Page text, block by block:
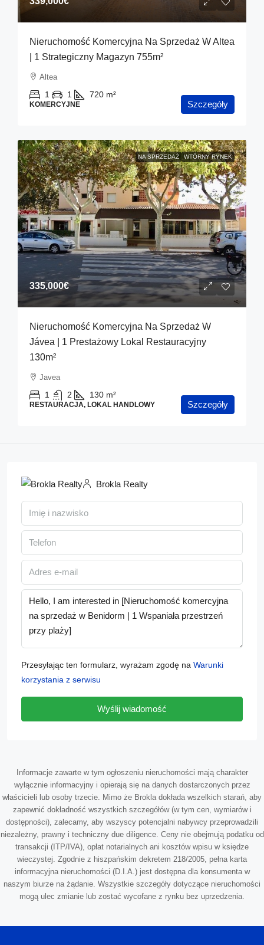
Nieruchomość Komercyjna Na Sprzedaż W Altea
| 1 Strategiczny Magazyn 755m²
Altea
1 1 720 m²
KOMERCYJNE Szczegóły
NA SPRZEDAŻ WTÓRNY RYNEK
335,000€
Nieruchomość Komercyjna Na Sprzedaż W
Jávea | 1 Prestażowy Lokal Restauracyjny
130m²
Javea
1 2 130 m²
RESTAURACJA, LOKAL HANDLOWY Szczegóły
Brokla Realty
Przesyłając ten formularz, wyrażam zgodę na Warunki
korzystania z serwisu
Wyślij wiadomość
Informacje zawarte w tym ogłoszeniu nieruchomości mają charakter
wyłącznie informacyjny i opierają się na danych dostarczonych przez
właścicieli lub osoby trzecie. Mimo że Brokla dokłada wszelkich starań, aby
zapewnić dokładność wszystkich szczegółów (w tym cen, wymiarów i
dostępności), zalecamy, aby wszyscy potencjalni nabywcy przeprowadzili
niezależny, prawny i techniczny due diligence. Ceny nie obejmują podatku od
transakcji (ITP/IVA), opłat notarialnych ani kosztów wpisu w księdze
wieczystej. Zgodnie z hiszpańskim dekretem 218/2005, pełna karta
informacyjna nieruchomości (D.I.A.) jest dostępna dla konsumenta w
naszym biurze na żądanie. Wszystkie szczegóły dotyczące nieruchomości
mogą ulec zmianie lub zostać wycofane z rynku bez uprzedzenia.